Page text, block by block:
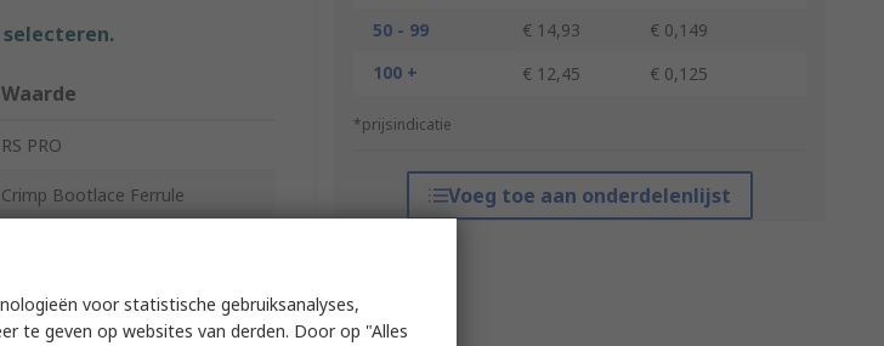
50 - 99
€ 14,93
€ 0,149
100 +
€ 12,45 € 0,125
*prijsindicatie
Voeg toe aan onderdelenlijst
Waarde
RS PRO
Crimp Bootlace Ferrule
Nylon
voor statistische gebruiksanalyses,
te geven op websites van derden. Door op "Alles